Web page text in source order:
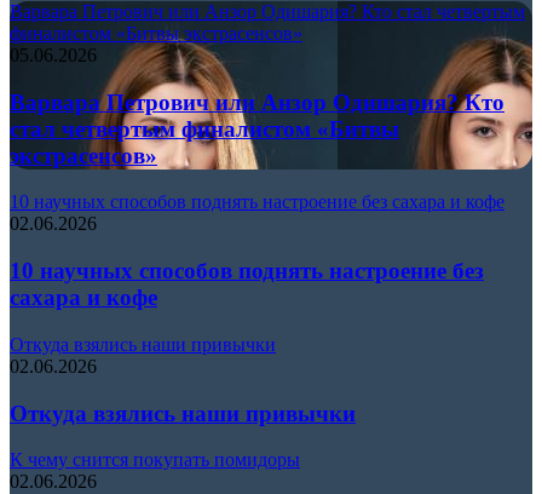
Варвара Петрович или Анзор Одишария? Кто стал четвертым
финалистом «Битвы экстрасенсов»
05.06.2026
Варвара Петрович или Анзор Одишария? Кто
стал четвертым финалистом «Битвы
экстрасенсов»
10 научных способов поднять настроение без сахара и кофе
02.06.2026
10 научных способов поднять настроение без
сахара и кофе
Откуда взялись наши привычки
02.06.2026
Откуда взялись наши привычки
К чему снится покупать помидоры
02.06.2026